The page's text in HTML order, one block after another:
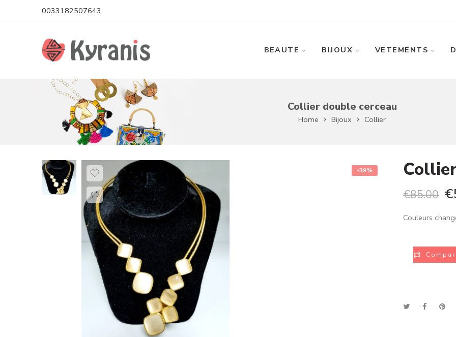
0033182507643
BEAUTE BIJOUX VETEMENTS
Collier double cerceau
Home Bijoux Collier
-39%
€85.00 €
Couleurs